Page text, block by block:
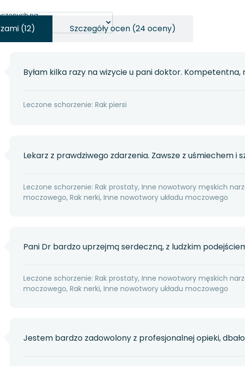
na:
(12) Szczegóły ocen (24 oceny)
Byłam kilka razy na wizycie u pani doktor.
Leczone schorzenie: Rak piersi
Lekarz z prawdziwego zdarzenia. Zawsze z uśmiechem i
Leczone schorzenie: Rak prostaty, Inne nowotwory męskich
moczowego, Rak nerki, Inne nowotwory układu moczowego
Pani Dr bardzo uprzejmą serdeczną, z ludzkim
Leczone schorzenie: Rak prostaty, Inne nowotwory męskich
moczowego, Rak nerki, Inne nowotwory układu moczowego
Jestem bardzo zadowolony z profesjonalnej opieki,